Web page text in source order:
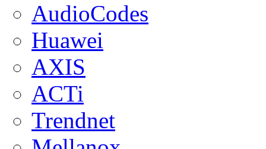
AudioCodes
Huawei
AXIS
ACTi
Trendnet